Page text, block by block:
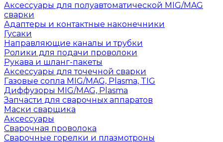
Аксессуары для полуавтоматической MIG/MAG
сварки
Адаптеры и контактные наконечники
Гусаки
Направляющие каналы и трубки
Ролики для подачи проволоки
Рукава и шланг-пакеты
Аксессуары для точечной сварки
Газовые сопла MIG/MAG, Plasma, TIG
Диффузоры MIG/MAG, Plasma
Запчасти для сварочных аппаратов
Маски сварщика
Аксессуары
Сварочная проволока
Сварочные горелки и плазмотроны